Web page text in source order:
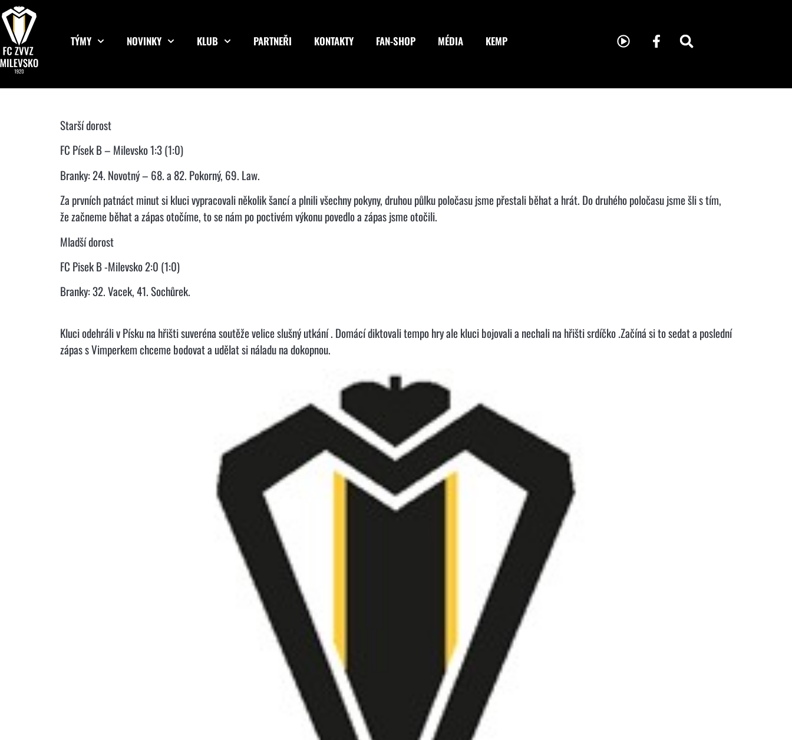
TÝMY NOVINKY KLUB PARTNEŘI KONTAKTY FAN-SHOP MÉDIA KEMP
Starší dorost
FC Písek B – Milevsko 1:3 (1:0)
Branky: 24. Novotný – 68. a 82. Pokorný, 69. Law.
Za prvních patnáct minut si kluci vypracovali několik šancí a plnili všechny pokyny, druhou půlku poločasu jsme přestali běhat a hrát. Do druhého poločasu jsme šli s tím,
že začneme běhat a zápas otočíme, to se nám po poctivém výkonu povedlo a zápas jsme otočili.
Mladší dorost
FC Pisek B -Milevsko 2:0 (1:0)
Branky: 32. Vacek, 41. Sochůrek.
Kluci odehráli v Písku na hřišti suveréna soutěže velice slušný utkání . Domácí diktovali tempo hry ale kluci bojovali a nechali na hřišti srdíčko .Začíná si to sedat a poslední
zápas s Vimperkem chceme bodovat a udělat si náladu na dokopnou.